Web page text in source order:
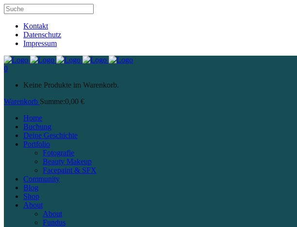
Kontakt
Datenschutz
Impressum
0
Keine Produkte im Warenkorb.
Warenkorb Summe:0,00 €
Home
Buchung
Deine Geschichte
Portfolio
Fotografie
Beauty Makeup
Facepaint & SFX
Community
Blog
Shop
About
About
Fundus